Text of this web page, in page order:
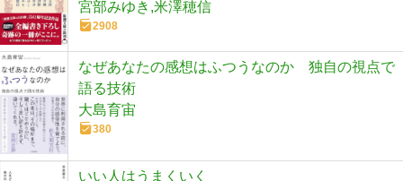
宮部みゆき,米澤穂信
2908
なぜあなたの感想はふつうなのか 独自の視点で
語る技術
大島育宙
380
いい人はうまくいく